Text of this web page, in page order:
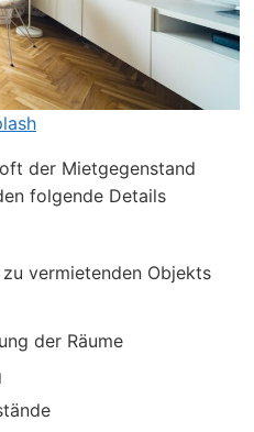
der Mietgegenstand
folgende Details
vermietenden Objekts
der Räume